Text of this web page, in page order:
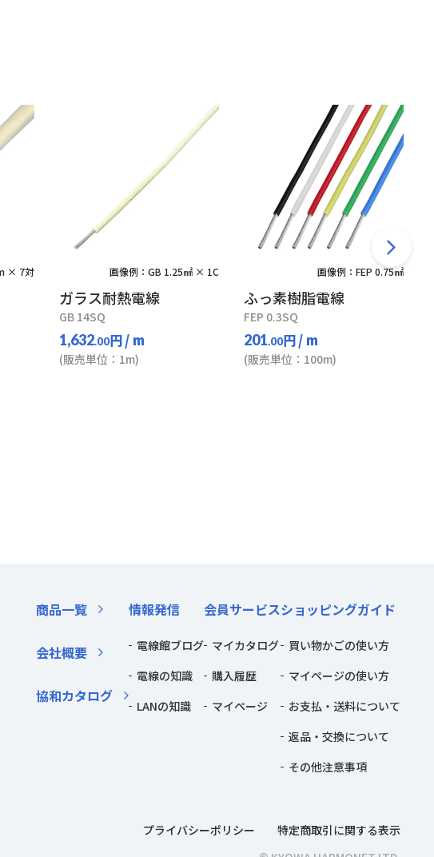
× 7対 画像例：GB 1.25㎟ × 1C
ガラス耐熱電線
GB 14SQ
1,632.00円/ m
(販売単位：1m)
画像例：FEP 0.75㎟
ふっ素樹脂電線
FEP 0.3SQ
201.00円/ m
(販売単位：100m)
商品一覧
会社概要
協和カタログ
情報発信
電線館ブログ
電線の知識
LANの知識
会員サービス
マイカタログ
購入履歴
マイページ
ショッピングガイド
買い物かごの使い方
マイページの使い方
お支払・送料について
返品・交換について
その他注意事項
プライバシーポリシー
特定商取引に関する表示